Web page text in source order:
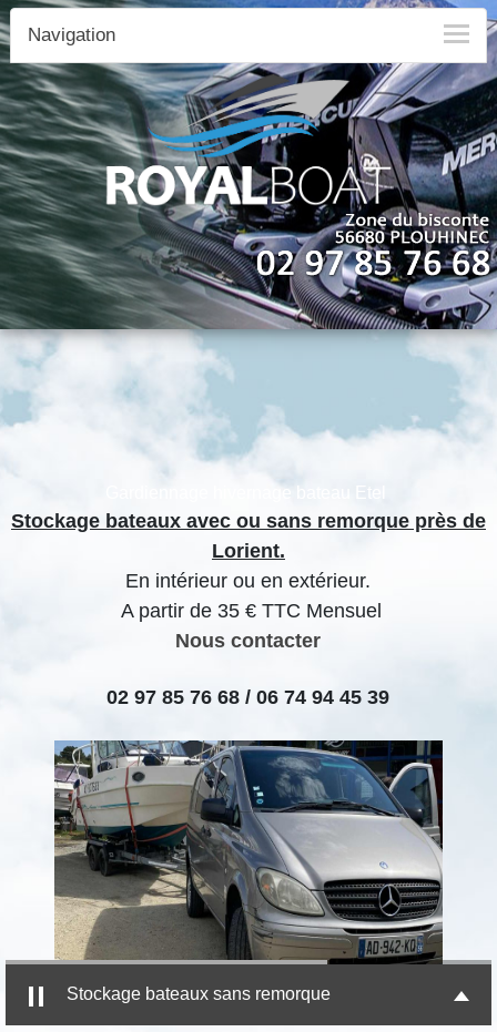
Navigation
Gardiennage hivernage bateau Etel
Stockage bateaux avec ou sans remorque près de
Lorient.
En intérieur ou en extérieur.
A partir de 35 € TTC Mensuel
Nous contacter
02 97 85 76 68 / 06 74 94 45 39
Stockage bateaux sans remorque